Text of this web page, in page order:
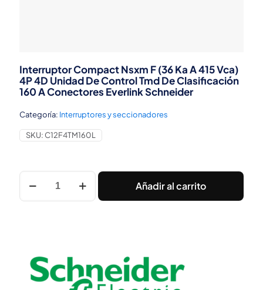
Interruptor Compact Nsxm F (36 Ka A 415 Vca)
4P 4D Unidad De Control Tmd De Clasificación
160 A Conectores Everlink Schneider
Categoría: Interruptores y seccionadores
SKU: C12F4TM160L
Interruptor
Compact
Nsxm
Vca)
Añadir al carrito